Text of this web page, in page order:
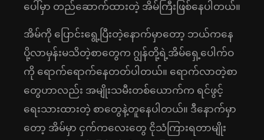
ပေါ်မှာ တည်ဆောက်ထားတဲ့ အိမ်ကြီးဖြစ်နေပါတယ်။
အိမ်ကို ပြောင်းရွေ့ပြီးတဲ့နောက်မှာတော့ ဘယ်ကနေ
ပို့လာမှန်းမသိတဲ့စာတွေက ဂျွန်တို့ရဲ့အိမ်ရှေ့ပေါက်ဝ
ကို ရောက်ရောက်နေတတ်ပါတယ်။ ရောက်လာတဲ့စာ
တွေဟာလည်း အမျိုးသမီးတစ်ယောက်က ရင်ဖွင့်
ရေးသားထားတဲ့ စာတွေနဲ့တူနေပါတယ်။ ဒီနောက်မှာ
တော့ အိမ်မှာ ငှက်ကလေးတွေ ငိုသံကြားရတာမျိုး